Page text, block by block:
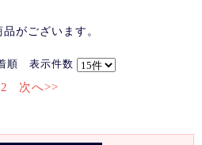
品がございます。
順 表示件数
2 次へ>>